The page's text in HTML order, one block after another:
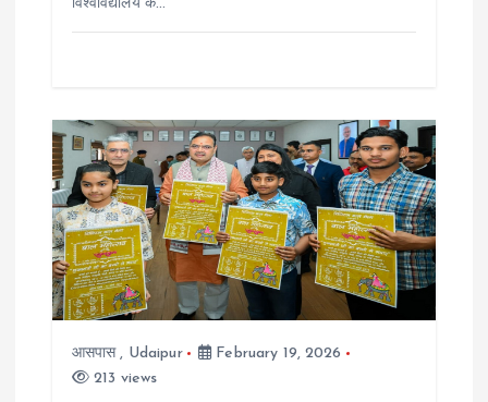
विश्वविद्यालय के…
आसपास, Udaipur
February 19, 2026
213 views